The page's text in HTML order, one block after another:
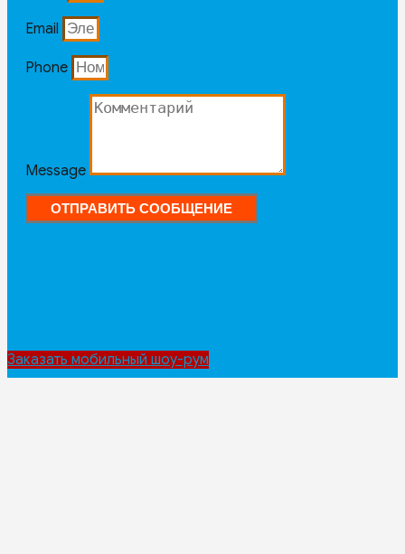
Email
Phone
Message
ОТПРАВИТЬ СООБЩЕНИЕ
Заказать мобильный шоу-рум